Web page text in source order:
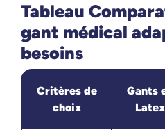
Tableau
gant médical
besoins
Critères de
choix
Gants
Latex